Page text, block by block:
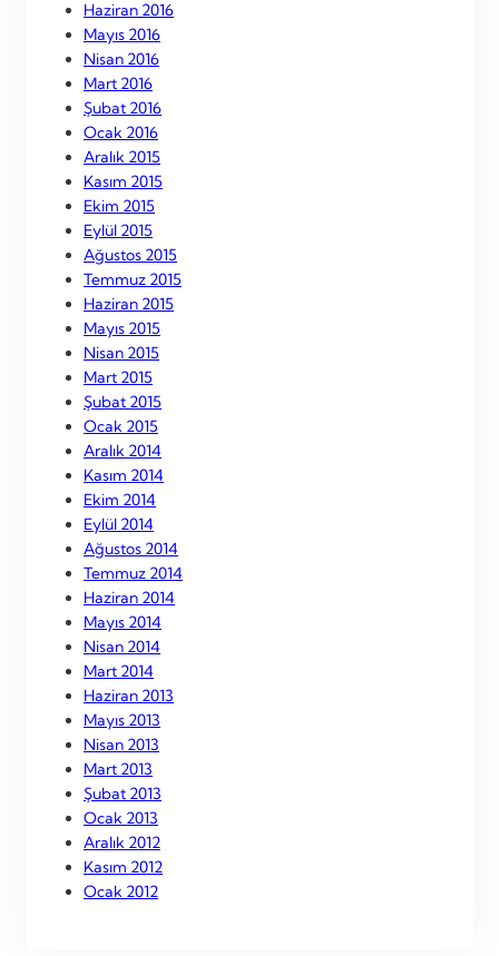
Haziran 2016
Mayıs 2016
Nisan 2016
Mart 2016
Şubat 2016
Ocak 2016
Aralık 2015
Kasım 2015
Ekim 2015
Eylül 2015
Ağustos 2015
Temmuz 2015
Haziran 2015
Mayıs 2015
Nisan 2015
Mart 2015
Şubat 2015
Ocak 2015
Aralık 2014
Kasım 2014
Ekim 2014
Eylül 2014
Ağustos 2014
Temmuz 2014
Haziran 2014
Mayıs 2014
Nisan 2014
Mart 2014
Haziran 2013
Mayıs 2013
Nisan 2013
Mart 2013
Şubat 2013
Ocak 2013
Aralık 2012
Kasım 2012
Ocak 2012